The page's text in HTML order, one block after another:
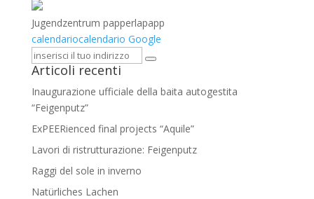
Jugendzentrum papperlapapp
calendariocalendario Google
Articoli recenti
Inaugurazione ufficiale della baita autogestita
“Feigenputz”
ExPEERienced final projects “Aquile”
Lavori di ristrutturazione: Feigenputz
Raggi del sole in inverno
Natürliches Lachen